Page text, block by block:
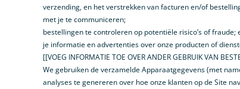
verzending, en het verstrekken van facturen en/of
met je te communiceren;
bestellingen te controleren op potentiële risico’s of fraude;
je informatie en advertenties over onze producten of
[[VOEG INFORMATIE TOE OVER ANDER GEBRUIK VAN
We gebruiken de verzamelde Apparaatgegevens (met
analyses te genereren over hoe onze klanten op de Site